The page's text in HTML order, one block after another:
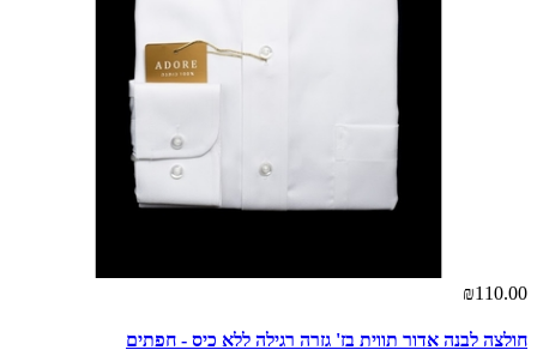
₪110.00
חולצה לבנה אדור תווית בז' גזרה רגילה ללא כיס - חפתים